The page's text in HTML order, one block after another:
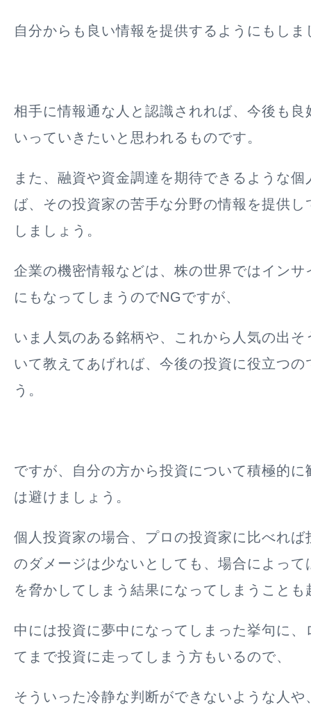
自分からも良い情報を提供するようにもしま
相手に情報通な人と認識されれば、今後も良
いっていきたいと思われるものです。
また、融資や資金調達を期待できるような
ば、その投資家の苦手な分野の情報を提供し
しましょう。
企業の機密情報などは、株の世界ではインサ
にもなってしまうのでNGですが、
いま人気のある銘柄や、これから人気の出そ
いて教えてあげれば、今後の投資に役立つの
う。
ですが、自分の方から投資について積極的に
は避けましょう。
個人投資家の場合、プロの投資家に比べれば
のダメージは少ないとしても、場合によって
を脅かしてしまう結果になってしまうことも
中には投資に夢中になってしまった挙句に、
てまで投資に走ってしまう方もいるので、
そういった冷静な判断ができないような人や